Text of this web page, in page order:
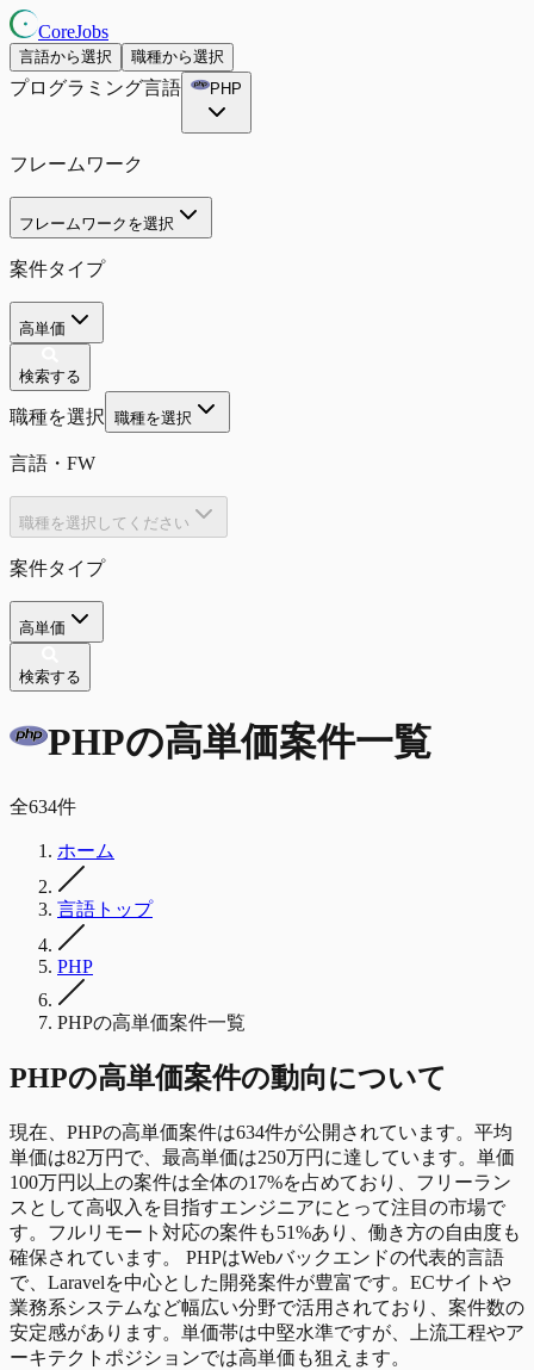
CoreJobs
言語から選択 職種から選択
プログラミング言語 PHP
フレームワーク
フレームワークを選択
案件タイプ
高単価
検索する
職種を選択 職種を選択
言語・FW
職種を選択してください
案件タイプ
高単価
検索する
PHPの高単価案件一覧
全634件
ホーム
言語トップ
PHP
PHPの高単価案件一覧
PHPの高単価案件の動向について
現在、PHPの高単価案件は634件が公開されています。平均
単価は82万円で、最高単価は250万円に達しています。単価
100万円以上の案件は全体の17%を占めており、フリーラン
スとして高収入を目指すエンジニアにとって注目の市場で
す。フルリモート対応の案件も51%あり、働き方の自由度も
確保されています。 PHPはWebバックエンドの代表的言語
で、Laravelを中心とした開発案件が豊富です。ECサイトや
業務系システムなど幅広い分野で活用されており、案件数の
安定感があります。単価帯は中堅水準ですが、上流工程やア
ーキテクトポジションでは高単価も狙えます。